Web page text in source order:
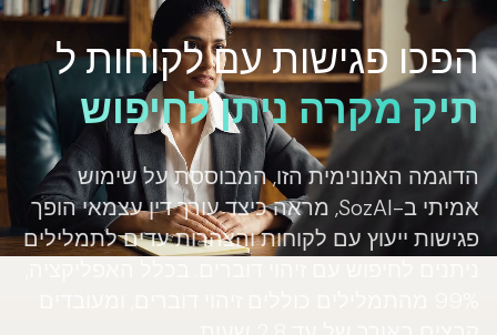
הפכו פגישות עם לקוחות ל
תיק מקרה ניתן לחיפוש
הדוגמה האנונימית הזו, המבוססת על שימוש
אמיתי ב-SozAI, מראה כיצד עורך דין עצמאי הופך
פגישות ייעוץ עם לקוחות והצהרות עדים לתמלילים